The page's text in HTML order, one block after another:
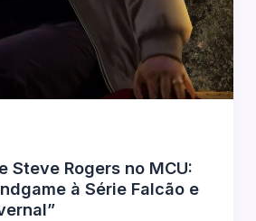
Steve Rogers no MCU:
à Série Falcão e